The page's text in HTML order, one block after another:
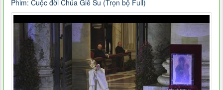
Phim: Cuộc đời Chúa Giê Su (Trọn bộ Full)